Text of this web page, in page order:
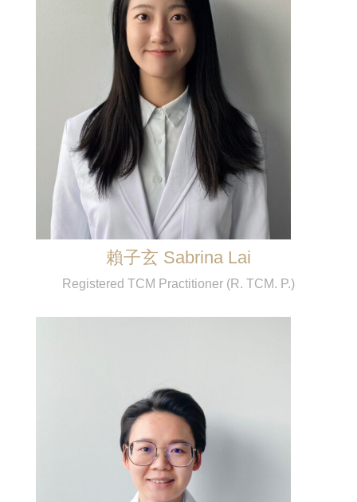
賴子玄 Sabrina Lai
Registered TCM Practitioner (R. TCM. P.)